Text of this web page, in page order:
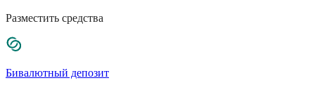
Разместить средства
Бивалютный депозит